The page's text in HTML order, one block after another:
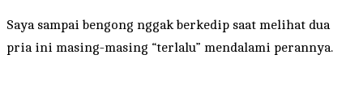
Saya sampai bengong nggak berkedip saat melihat dua
pria ini masing-masing “terlalu” mendalami perannya.